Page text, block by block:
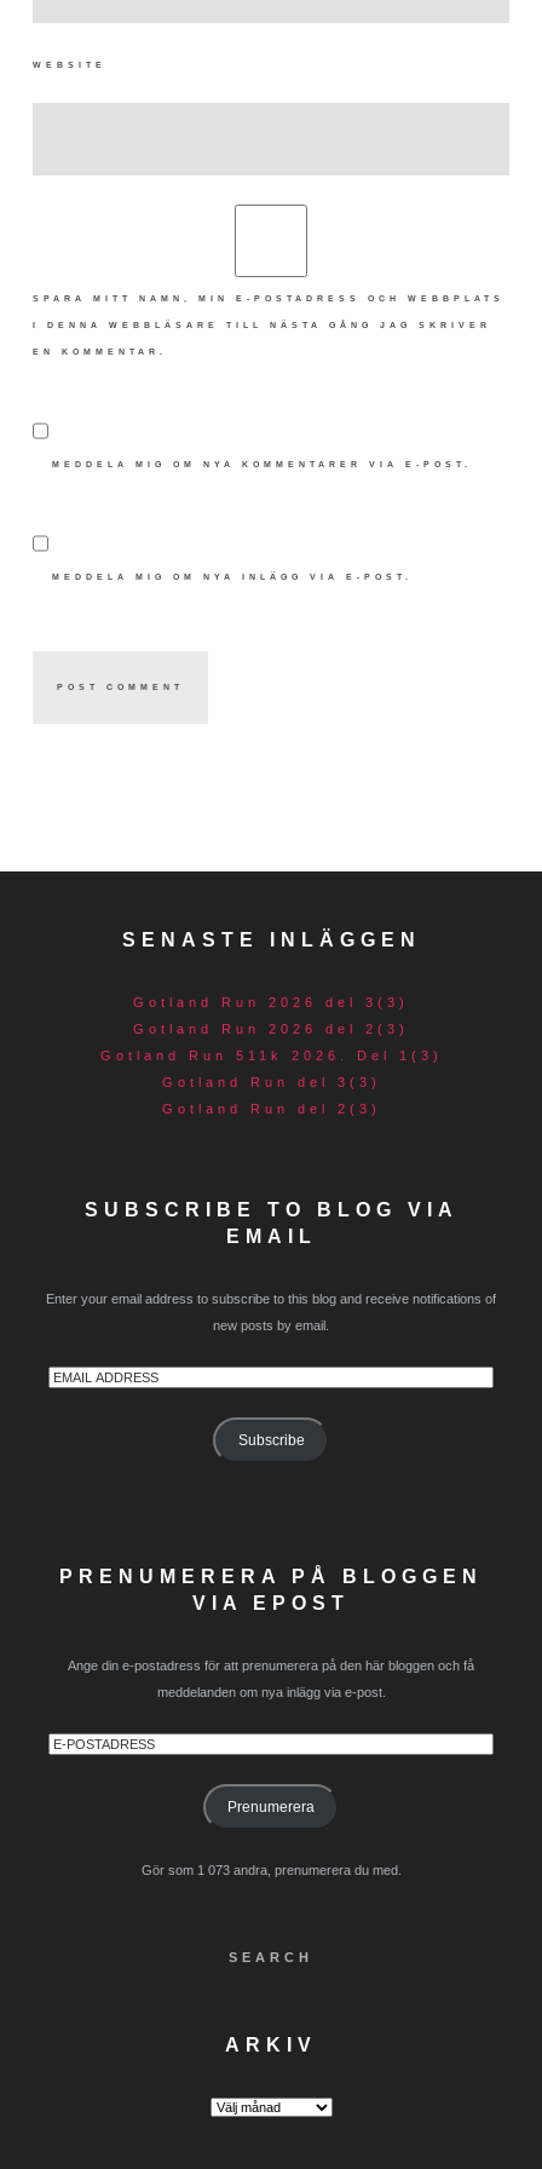
WEBSITE
SPARA MITT NAMN, MIN E-POSTADRESS OCH WEBBPLATS
I DENNA WEBBLÄSARE TILL NÄSTA GÅNG JAG SKRIVER
EN KOMMENTAR.
MEDDELA MIG OM NYA KOMMENTARER VIA E-POST.
MEDDELA MIG OM NYA INLÄGG VIA E-POST.
SENASTE INLÄGGEN
Gotland Run 2026 del 3(3)
Gotland Run 2026 del 2(3)
Gotland Run 511k 2026. Del 1(3)
Gotland Run del 3(3)
Gotland Run del 2(3)
SUBSCRIBE TO BLOG VIA
EMAIL
Enter your email address to subscribe to this blog and receive notifications of
new posts by email.
Email
Subscribe
PRENUMERERA PÅ BLOGGEN
VIA EPOST
Ange din e-postadress för att prenumerera på den här bloggen och få
meddelanden om nya inlägg via e-post.
E-
Prenumerera
Gör som 1 073 andra, prenumerera du med.
SEARCH
ARKIV
Arkiv